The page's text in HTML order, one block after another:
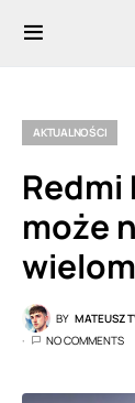
AKTUALNOŚCI
Redmi
może
BY MATEUSZ
NO COMMENTS